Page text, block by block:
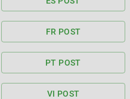
FR POST
PT POST
VI POST